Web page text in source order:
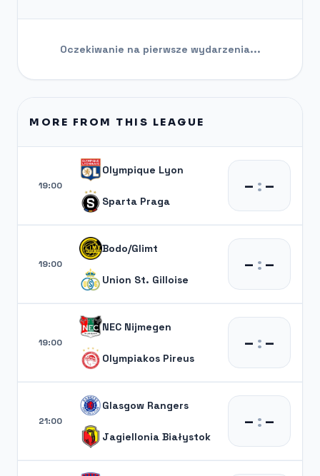
Oczekiwanie na pierwsze wydarzenia...
MORE FROM THIS LEAGUE
19:00
Olympique Lyon
Sparta Praga
– :–
19:00
Bodo/Glimt
Union St. Gilloise
– :–
19:00
NEC Nijmegen
Olympiakos Pireus
– :–
21:00
Glasgow Rangers
Jagiellonia Białystok
– :–